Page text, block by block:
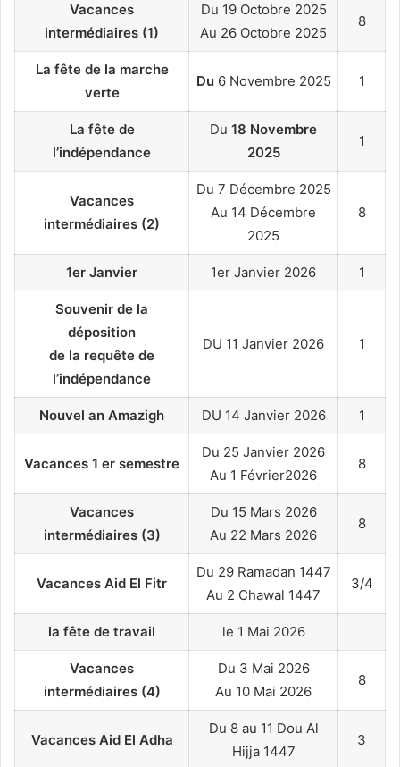
8
Du 19 Octobre 2025
Au 26 Octobre 2025
Vacances
intermédiaires (1)
1
Du6 Novembre 2025
La fête de la marche
verte
1
Du 18 Novembre
2025
La fête de
l’indépendance
8
Du 7 Décembre 2025
Au 14 Décembre
2025
Vacances
intermédiaires (2)
1
1er Janvier 2026
1er Janvier
1
DU 11 Janvier 2026
Souvenir de la
déposition
de la requête de
l’indépendance
1
DU 14 Janvier 2026
Nouvel an Amazigh
8
Du 25 Janvier 2026
Au 1 Février2026
Vacances 1 er semestre
8
Du 15 Mars 2026
Au 22 Mars 2026
Vacances
intermédiaires (3)
3/4
Du 29 Ramadan 1447
Au 2 Chawal 1447
Vacances Aid El Fitr
le 1 Mai 2026
la fête de travail
8
Du 3 Mai 2026
Au 10 Mai 2026
Vacances
intermédiaires (4)
3
Du 8 au 11 Dou Al
Hijja 1447
Vacances Aid El Adha